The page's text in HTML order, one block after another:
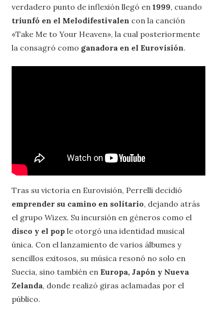
verdadero punto de inflexión llegó en 1999, cuando
triunfó en el Melodifestivalen con la canción
«Take Me to Your Heaven», la cual posteriormente
la consagró como ganadora en el Eurovisión.
Tras su victoria en Eurovisión, Perrelli decidió
emprender su camino en solitario, dejando atrás
el grupo Wizex. Su incursión en géneros como el
disco y el pop le otorgó una identidad musical
única. Con el lanzamiento de varios álbumes y
sencillos exitosos, su música resonó no solo en
Suecia, sino también en Europa, Japón y Nueva
Zelanda, donde realizó giras aclamadas por el
público.